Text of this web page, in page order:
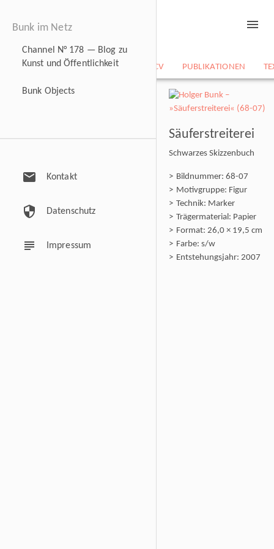
NEWS BILDARCHIV CV PUBLIKATIONEN
menu
Bunk im Netz
Channel N° 178 — Blog zu
Kunst und Öffentlichkeit
Bunk Objects
mail Kontakt
security Datenschutz
subject Impressum
Säuferstreiterei
Schwarzes Skizzenbuch
Bildnummer: 68-07
Motivgruppe: Figur
Technik: Marker
Trägermaterial: Papier
Format: 26,0 × 19,5 cm
Farbe: s/w
Entstehungsjahr: 2007